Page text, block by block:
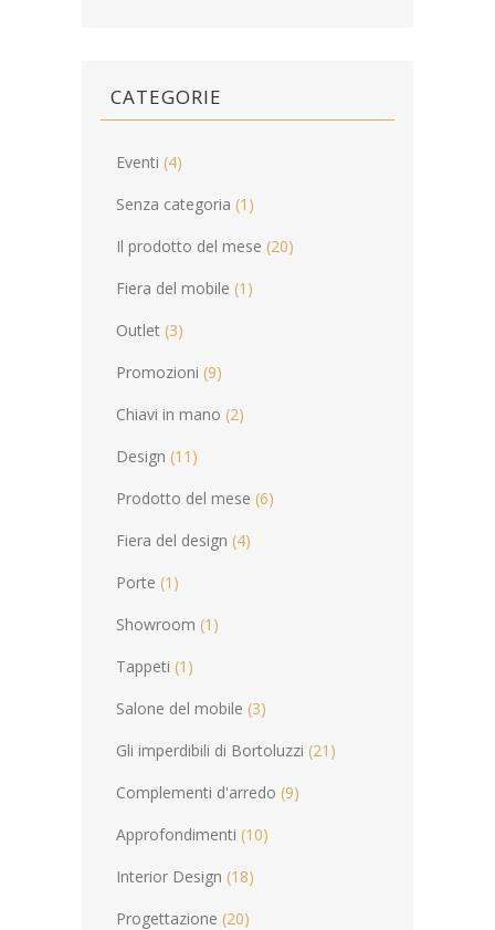
CATEGORIE
Eventi (4)
Senza categoria (1)
Il prodotto del mese (20)
Fiera del mobile (1)
Outlet (3)
Promozioni (9)
Chiavi in mano (2)
Design (11)
Prodotto del mese (6)
Fiera del design (4)
Porte (1)
Showroom (1)
Tappeti (1)
Salone del mobile (3)
Gli imperdibili di Bortoluzzi (21)
Complementi d'arredo (9)
Approfondimenti (10)
Interior Design (18)
Progettazione (20)